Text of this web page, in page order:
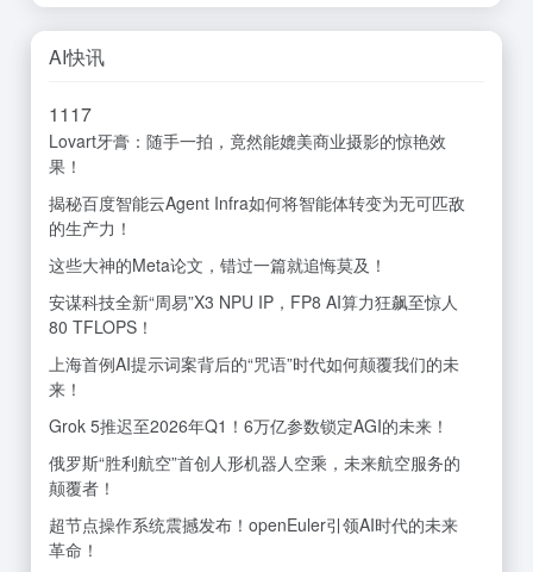
AI快讯
1117
Lovart牙膏：随手一拍，竟然能媲美商业摄影的惊艳效
果！
揭秘百度智能云Agent Infra如何将智能体转变为无可匹敌
的生产力！
这些大神的Meta论文，错过一篇就追悔莫及！
安谋科技全新“周易”X3 NPU IP，FP8 AI算力狂飙至惊人
80 TFLOPS！
上海首例AI提示词案背后的“咒语”时代如何颠覆我们的未
来！
Grok 5推迟至2026年Q1！6万亿参数锁定AGI的未来！
俄罗斯“胜利航空”首创人形机器人空乘，未来航空服务的
颠覆者！
超节点操作系统震撼发布！openEuler引领AI时代的未来
革命！